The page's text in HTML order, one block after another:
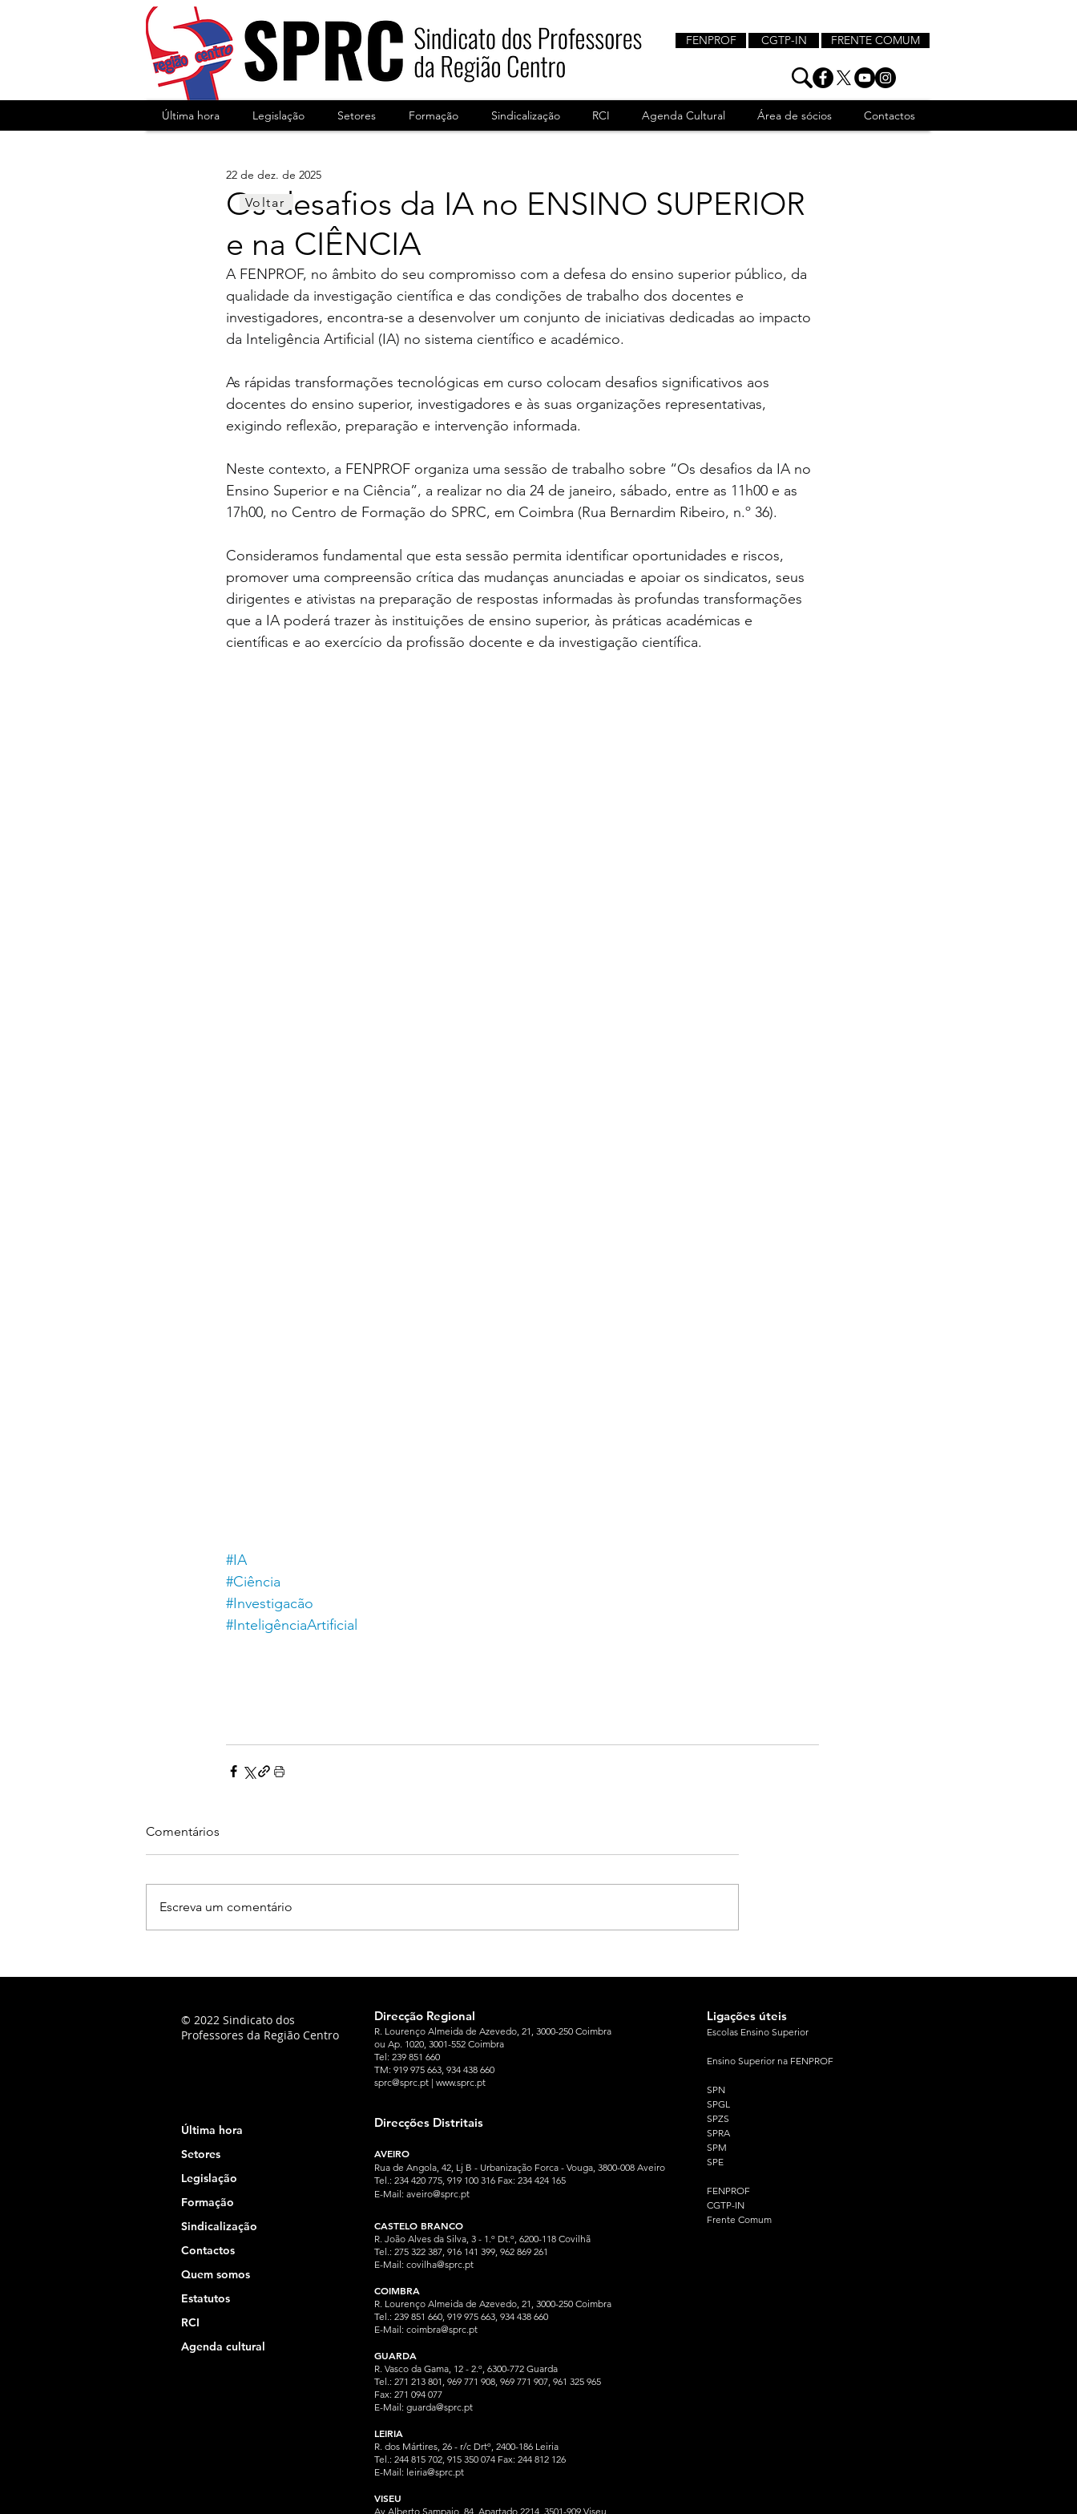
FENPROF CGTP-IN FRENTE COMUM
Última hora Legislação Setores Formação Sindicalização RCI Agenda Cultural Área de sócios Contactos
Os desafios da IA no ENSINO SUPERIOR
e na CIÊNCIA
22 de dez. de 2025
A FENPROF, no âmbito do seu compromisso com a defesa do ensino superior público, da
qualidade da investigação científica e das condições de trabalho dos docentes e
investigadores, encontra-se a desenvolver um conjunto de iniciativas dedicadas ao impacto
da Inteligência Artificial (IA) no sistema científico e académico.
As rápidas transformações tecnológicas em curso colocam desafios significativos aos
docentes do ensino superior, investigadores e às suas organizações representativas,
exigindo reflexão, preparação e intervenção informada.
Neste contexto, a FENPROF organiza uma sessão de trabalho sobre “Os desafios da IA no
Ensino Superior e na Ciência”, a realizar no dia 24 de janeiro, sábado, entre as 11h00 e as
17h00, no Centro de Formação do SPRC, em Coimbra (Rua Bernardim Ribeiro, n.º 36).
Consideramos fundamental que esta sessão permita identificar oportunidades e riscos,
promover uma compreensão crítica das mudanças anunciadas e apoiar os sindicatos, seus
dirigentes e ativistas na preparação de respostas informadas às profundas transformações
que a IA poderá trazer às instituições de ensino superior, às práticas académicas e
científicas e ao exercício da profissão docente e da investigação científica.
#IA
#Ciência
#Investigacão
#InteligênciaArtificial
Comentários
Escreva um comentário
Voltar
© 2022 Sindicato dos
Professores da Região Centro
Direcção Regional
R. Lourenço Almeida de Azevedo, 21, 3000-250 Coimbra
ou Ap. 1020, 3001-552 Coimbra
Tel: 239 851 660
TM: 919 975 663 , 934 438 660
sprc@sprc.pt | www.sprc.pt
Última hora
Setores
Legislação
Formação
Sindicalização
Contactos
Quem somos
Estatutos
RCI
Agenda cultural
Direcções Distritais
AVEIRO
Rua de Angola, 42, Lj B - Urbanização Forca - Vouga, 3800-008 Aveiro
Tel.: 234 420 775, 919 100 316 Fax: 234 424 165
E-Mail: aveiro@sprc.pt
CASTELO BRANCO
R. João Alves da Silva, 3 - 1.º Dt.º, 6200-118 Covilhã
Tel.: 275 322 387, 916 141 399, 962 869 261
E-Mail: covilha@sprc.pt
COIMBRA
R. Lourenço Almeida de Azevedo, 21, 3000-250 Coimbra
Tel.: 239 851 660, 919 975 663, 934 438 660
E-Mail: coimbra@sprc.pt
GUARDA
R. Vasco da Gama, 12 - 2.º, 6300-772 Guarda
Tel.: 271 213 801, 969 771 908, 969 771 907, 961 325 965
Fax: 271 094 077
E-Mail: guarda@sprc.pt
LEIRIA
R. dos Mártires, 26 - r/c Drtº, 2400-186 Leiria
Tel.: 244 815 702, 915 350 074 Fax: 244 812 126
E-Mail: leiria@sprc.pt
VISEU
Av Alberto Sampaio, 84, Apartado 2214, 3501-909 Viseu
Ligações úteis
Escolas Ensino Superior
Ensino Superior na FENPROF
SPN
SPGL
SPZS
SPRA
SPM
SPE
FENPROF
CGTP-IN
Frente Comum